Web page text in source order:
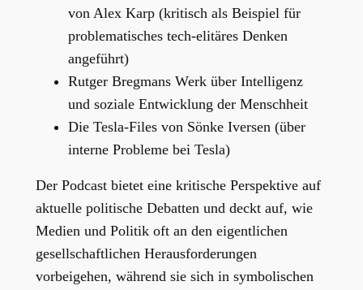
von Alex Karp (kritisch als Beispiel für
problematisches tech-elitäres Denken
angeführt)
Rutger Bregmans Werk über Intelligenz
und soziale Entwicklung der Menschheit
Die Tesla-Files von Sönke Iversen (über
interne Probleme bei Tesla)
Der Podcast bietet eine kritische Perspektive auf
aktuelle politische Debatten und deckt auf, wie
Medien und Politik oft an den eigentlichen
gesellschaftlichen Herausforderungen
vorbeigehen, während sie sich in symbolischen